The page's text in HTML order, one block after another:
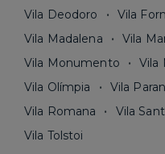
Vila Deodoro
Vila
Vila Madalena
Vila
Vila Monumento
Vila
Vila Olímpia
Vila
Vila Romana
Vila
Vila Tolstoi